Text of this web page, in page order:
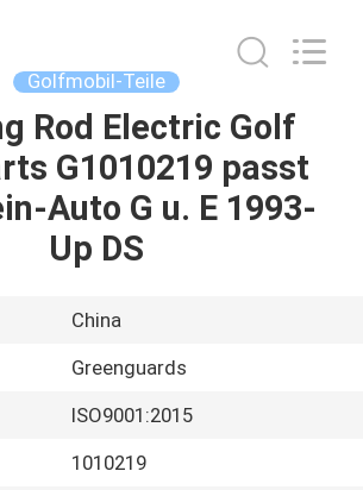
Golfmobil-Teile
Rod Electric Golf
G1010219 passt
Auto G u. E 1993-
Up DS
China
Greenguards
ISO9001:2015
1010219